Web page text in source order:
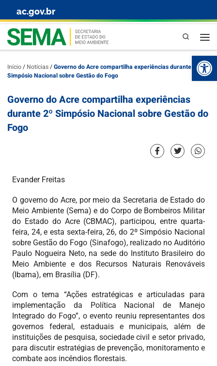
Skip to content
ac.gov.br
Pesquisa
Início/ Notícias/Governo do Acre compartilha experiências durante 2º
Simpósio Nacional sobre Gestão do Fogo
Governo do Acre compartilha experiências
durante 2º Simpósio Nacional sobre Gestão do
Fogo
Evander Freitas
O governo do Acre, por meio da Secretaria de Estado do
Meio Ambiente (Sema) e do Corpo de Bombeiros Militar
do Estado do Acre (CBMAC), participou, entre quarta-
feira, 24, e esta sexta-feira, 26, do 2º Simpósio Nacional
sobre Gestão do Fogo (Sinafogo), realizado no Auditório
Paulo Nogueira Neto, na sede do Instituto Brasileiro do
Meio Ambiente e dos Recursos Naturais Renováveis
(Ibama), em Brasília (DF).
Com o tema “Ações estratégicas e articuladas para
implementação da Política Nacional de Manejo
Integrado do Fogo”, o evento reuniu representantes dos
governos federal, estaduais e municipais, além de
instituições de pesquisa, sociedade civil e setor privado,
para discutir estratégias de prevenção, monitoramento e
combate aos incêndios florestais.